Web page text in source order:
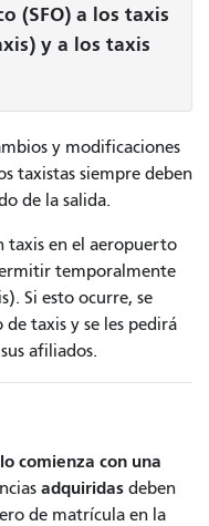
(SFO) a los taxis
y a los taxis
y modificaciones
taxistas siempre deben
de la salida.
taxis en el aeropuerto
temporalmente
Si esto ocurre, se
taxis y se les pedirá
afiliados.
comienza con una
adquiridas deben
de matrícula en la